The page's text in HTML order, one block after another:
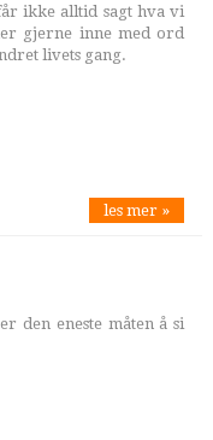
ikke alltid sagt hva vi
gjerne inne med ord
livets gang.
les mer »
den eneste måten å si